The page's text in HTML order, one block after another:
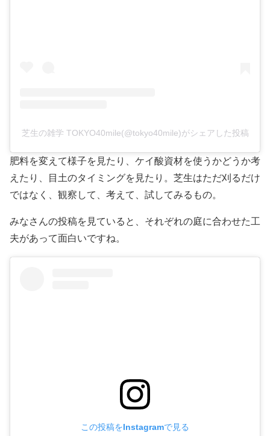
芝生の雑学 TOKYO40mile(@tokyo40mile)がシェアした投稿
肥料を変えて様子を見たり、ケイ酸資材を使うかどうか考
えたり、目土のタイミングを見たり。芝生はただ刈るだけ
ではなく、観察して、考えて、試してみるもの。
みなさんの投稿を見ていると、それぞれの庭に合わせた工
夫があって面白いですね。
この投稿をInstagramで見る